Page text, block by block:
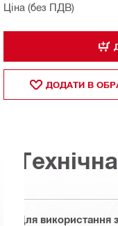
Ціна (без ПДВ)
ДОДАТИ В
Для використання з